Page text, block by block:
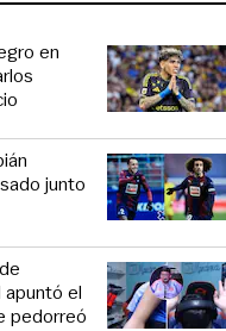
en
junto
apuntó el
pedorreó